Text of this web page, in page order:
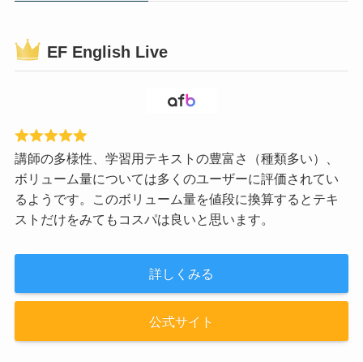
EF English Live
講師の多様性、学習用テキストの豊富さ（種類多い）、
ボリューム量については多くのユーザーに評価されてい
るようです。このボリューム量を値段に換算するとテキ
ストだけをみてもコスパは良いと思います。
詳しくみる
公式サイト